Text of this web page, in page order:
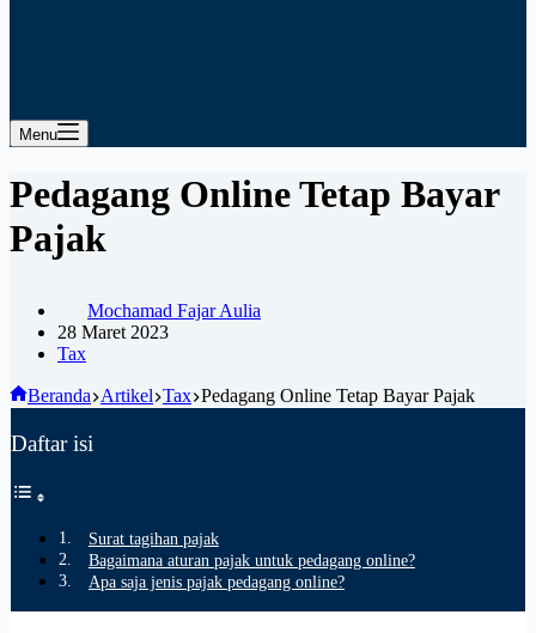
Menu
Pedagang Online Tetap Bayar
Pajak
Mochamad Fajar Aulia
28 Maret 2023
Tax
Beranda Artikel Tax Pedagang Online Tetap Bayar Pajak
Daftar isi
Surat tagihan pajak
Bagaimana aturan pajak untuk pedagang online?
Apa saja jenis pajak pedagang online?